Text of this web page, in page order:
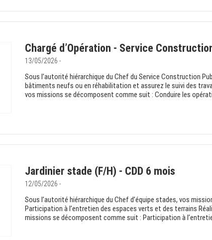
Chargé d’Opération - Service
13/05/2026 -
Sous l’autorité hiérarchique du Chef du Service Construction
bâtiments neufs ou en réhabilitation et assurez le suivi des
vos missions se décomposent comme suit : Conduire les
Jardinier stade (F/H) - CDD 6 mois
12/05/2026 -
Sous l’autorité hiérarchique du Chef d’équipe stades, vos
Participation à l’entretien des espaces verts et des terrains
missions se décomposent comme suit : Participation à